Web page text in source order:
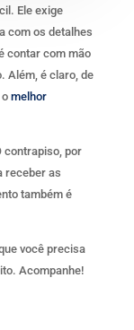
Ele exige
com os detalhes
contar com mão
Além, é claro, de
melhor
contrapiso, por
receber as
também é
você precisa
Acompanhe!